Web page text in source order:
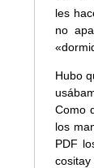
les
no
Hubo
Como
los
PDF
cositay